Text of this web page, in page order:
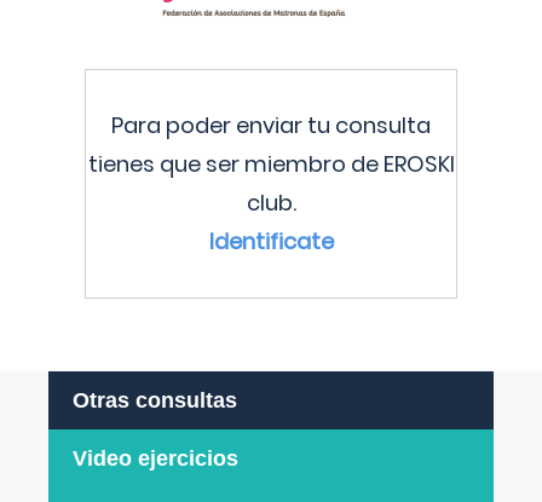
Para poder enviar tu consulta
tienes que ser miembro de EROSKI
club.
Identificate
Otras consultas
Video ejercicios